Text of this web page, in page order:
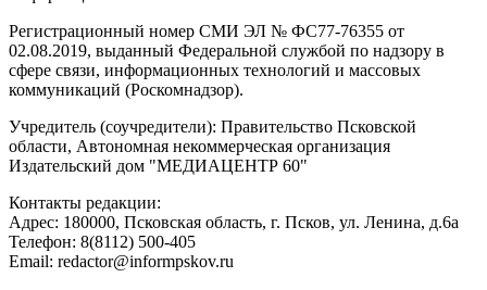
Регистрационный номер СМИ ЭЛ № ФС77-76355 от
02.08.2019, выданный Федеральной службой по надзору в
сфере связи, информационных технологий и массовых
коммуникаций (Роскомнадзор).
Учредитель (соучредители): Правительство Псковской
области, Автономная некоммерческая организация
Издательский дом "МЕДИАЦЕНТР 60"
Контакты редакции:
Адреc: 180000, Псковская область, г. Псков, ул. Ленина, д.6а
Телефон: 8(8112) 500-405
Email: redactor@informpskov.ru